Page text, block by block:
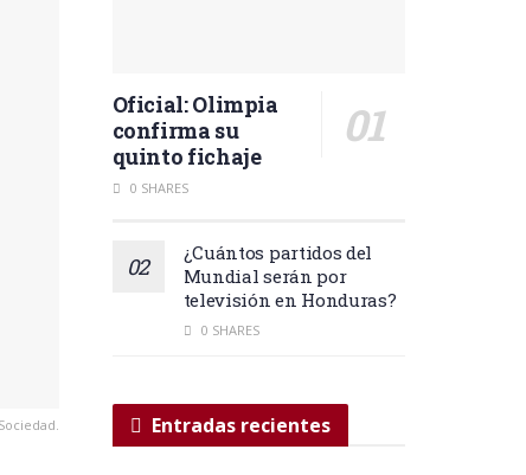
Oficial: Olimpia
confirma su
quinto fichaje
0 SHARES
¿Cuántos partidos del
Mundial serán por
televisión en Honduras?
0 SHARES
Entradas recientes